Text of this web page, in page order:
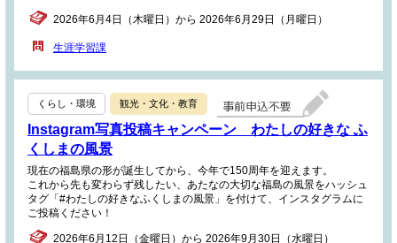
2026年6月4日（木曜日）から 2026年6月29日（月曜日）
生涯学習課
くらし・環境 観光・文化・教育
Instagram写真投稿キャンペーン わたしの好きな ふ
くしまの風景
現在の福島県の形が誕生してから、今年で150周年を迎えます。
これから先も変わらず残したい、あたなの大切な福島の風景をハッシュ
タグ「#わたしの好きなふくしまの風景」を付けて、インスタグラムに
ご投稿ください！
2026年6月12日（金曜日）から 2026年9月30日（水曜日）